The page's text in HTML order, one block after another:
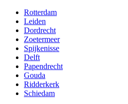
Rotterdam
Leiden
Dordrecht
Zoetermeer
Spijkenisse
Delft
Papendrecht
Gouda
Ridderkerk
Schiedam